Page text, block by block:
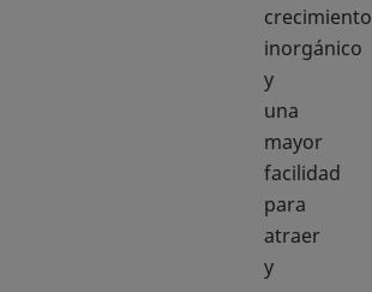
crecimiento
inorgánico
y
una
mayor
facilidad
para
atraer
y